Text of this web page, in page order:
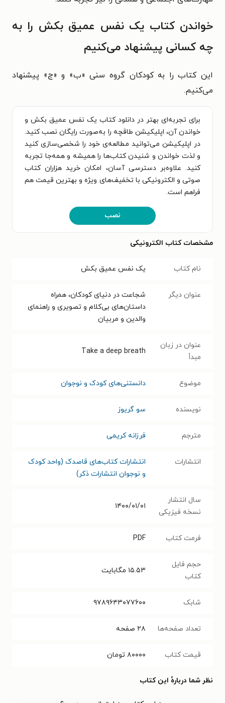
خواندن کتاب یک نفس عمیق بکش را به
چه کسانی پیشنهاد می‌کنیم
این کتاب را به کودکان گروه سنی «ب» و «ج» پیشنهاد
می‌کنیم.
برای تجربه‌ای بهتر در دانلود کتاب یک نفس عمیق بکش و
خواندن آن، اپلیکیشن طاقچه را به‌صورت رایگان نصب کنید.
در اپلیکیشن می‌توانید مطالعه‌ی خود را شخصی‌سازی کنید
و لذت خواندن و شنیدن کتاب‌ها را همیشه و همه‌جا تجربه
کنید. علاوه‌بر دسترسی آسان، امکان خرید هزاران کتاب
صوتی و الکترونیکی با تخفیف‌های ویژه و بهترین قیمت هم
فراهم است.
نصب
مشخصات کتاب الکترونیکی
نام کتاب یک نفس عمیق بکش
عنوان دیگر
شجاعت در دنیای کودکان، همراه
داستان‌های بی‌کلام و تصویری و راهنمای
والدین و مربیان
عنوان در زبان
مبدأ
Take a deep breath
موضوع دانستنی‌های کودک و نوجوان
نویسنده سو گریوز
مترجم فرزانه کریمی
انتشارات
انتشارات کتاب‌های قاصدک (واحد کودک
و نوجوان انتشارات ذکر)
سال انتشار
نسخه فیزیکی
۱۴۰۰/۰۱/۰۱
فرمت کتاب PDF
حجم فایل
کتاب
۱۵.۵۳ مگابایت
شابک ۹۷۸۹۶۴۳۰۷۷۶۰۰
تعداد صفحه‌ها ۲۸ صفحه
قیمت کتاب ۸۰۰۰۰ تومان
نظر شما دربارهٔ این کتاب